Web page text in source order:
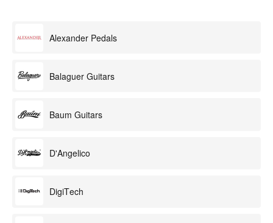
Alexander Pedals
Balaguer Guitars
Baum Guitars
D'Angelico
DigiTech